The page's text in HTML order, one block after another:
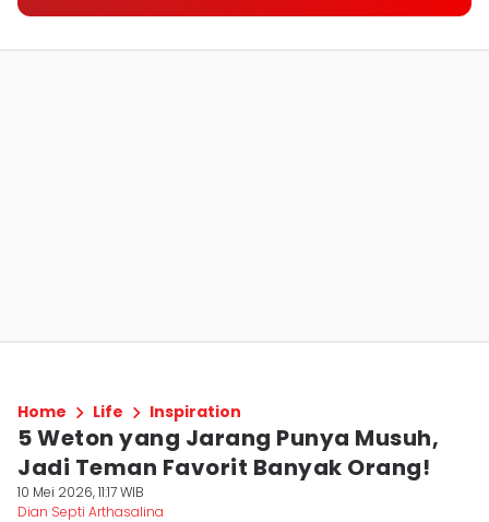
Home Life Inspiration
5 Weton yang Jarang Punya Musuh,
Jadi Teman Favorit Banyak Orang!
10 Mei 2026, 11:17 WIB
Dian Septi Arthasalina